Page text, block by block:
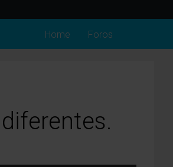
Home Foros